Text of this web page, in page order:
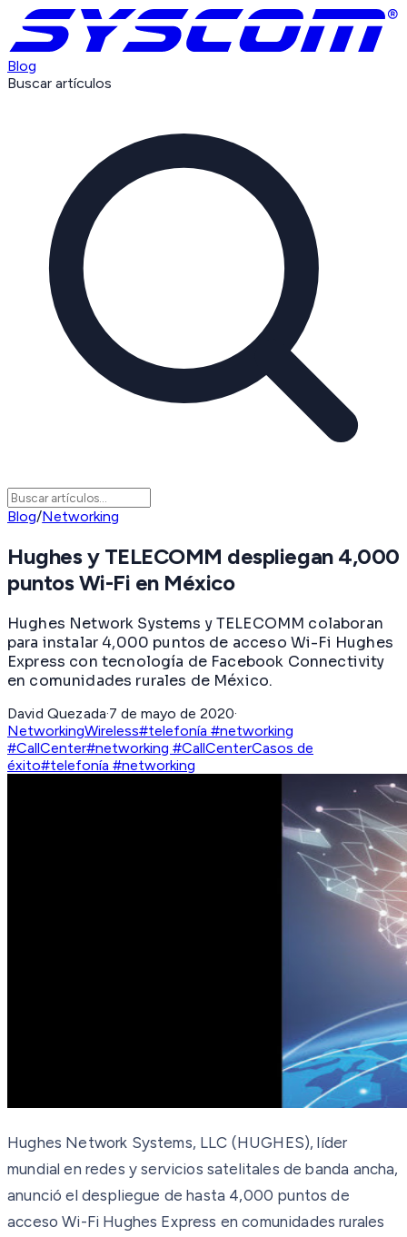
Blog
Buscar artículos
Blog/Networking
Hughes y TELECOMM despliegan 4,000
puntos Wi-Fi en México
Hughes Network Systems y TELECOMM colaboran
para instalar 4,000 puntos de acceso Wi-Fi Hughes
Express con tecnología de Facebook Connectivity
en comunidades rurales de México.
David Quezada·7 de mayo de 2020·
NetworkingWireless#telefonía #networking
#CallCenter#networking #CallCenterCasos de
éxito#telefonía #networking
Hughes Network Systems, LLC (HUGHES), líder
mundial en redes y servicios satelitales de banda ancha,
anunció el despliegue de hasta 4,000 puntos de
acceso Wi-Fi Hughes Express en comunidades rurales